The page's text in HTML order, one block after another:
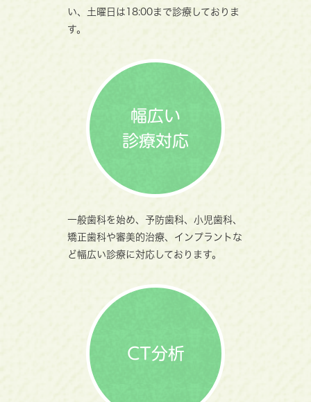
い、土曜日は18:00まで診療しておりま
す。
幅広い
診療対応
一般歯科を始め、予防歯科、小児歯科、
矯正歯科や審美的治療、インプラントな
ど幅広い診療に対応しております。
CT分析